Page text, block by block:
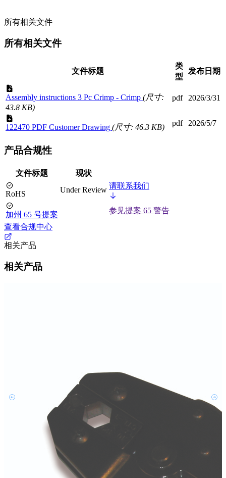
所有相关文件
所有相关文件
文件标题
类
型
发布日期
Assembly instructions 3 Pc Crimp - Crimp (尺寸:
43.8 KB)
pdf 2026/3/31
122470 PDF Customer Drawing (尺寸: 46.3 KB) pdf 2026/5/7
产品合规性
文件标题 现状
RoHS Under Review 请联系我们
加州 65 号提案
参见提案 65 警告
查看合规中心
相关产品
相关产品